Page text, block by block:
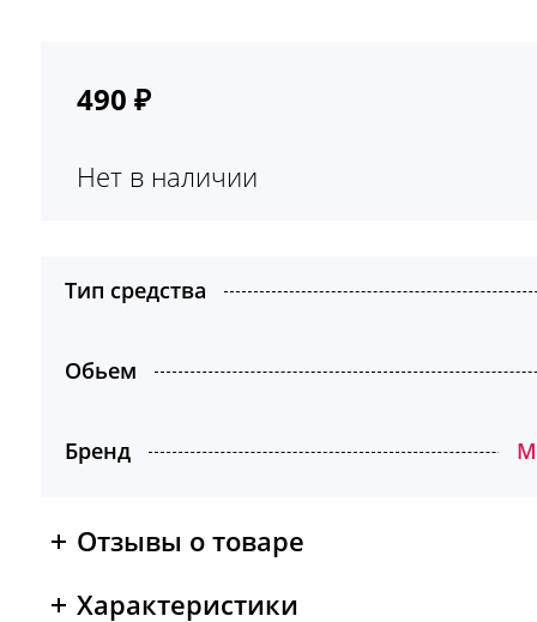
490 ₽
Нет в наличии
Тип средства
Обьем
Бренд
Отзывы о товаре
Характеристики